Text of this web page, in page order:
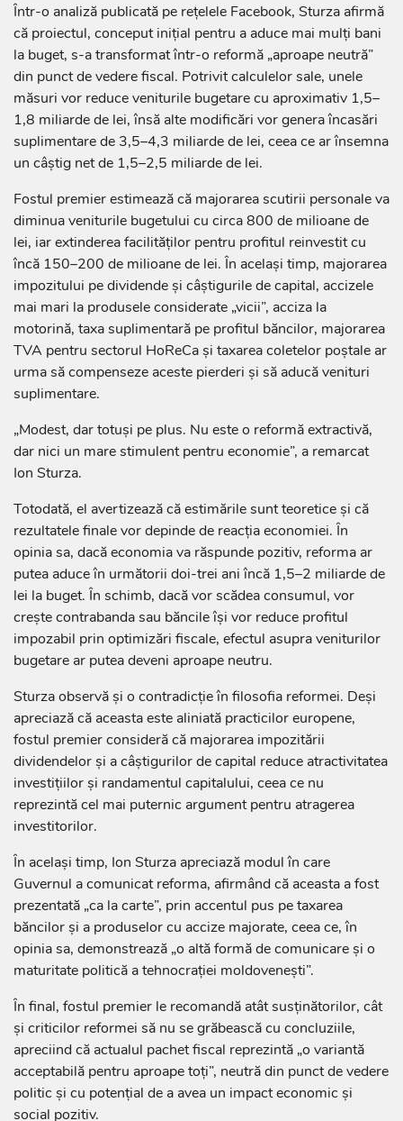
Într-o analiză publicată pe rețelele Facebook, Sturza afirmă
că proiectul, conceput inițial pentru a aduce mai mulți bani
la buget, s-a transformat într-o reformă „aproape neutră”
din punct de vedere fiscal. Potrivit calculelor sale, unele
măsuri vor reduce veniturile bugetare cu aproximativ 1,5–
1,8 miliarde de lei, însă alte modificări vor genera încasări
suplimentare de 3,5–4,3 miliarde de lei, ceea ce ar însemna
un câștig net de 1,5–2,5 miliarde de lei.
Fostul premier estimează că majorarea scutirii personale va
diminua veniturile bugetului cu circa 800 de milioane de
lei, iar extinderea facilităților pentru profitul reinvestit cu
încă 150–200 de milioane de lei. În același timp, majorarea
impozitului pe dividende și câștigurile de capital, accizele
mai mari la produsele considerate „vicii”, acciza la
motorină, taxa suplimentară pe profitul băncilor, majorarea
TVA pentru sectorul HoReCa și taxarea coletelor poștale ar
urma să compenseze aceste pierderi și să aducă venituri
suplimentare.
„Modest, dar totuși pe plus. Nu este o reformă extractivă,
dar nici un mare stimulent pentru economie”, a remarcat
Ion Sturza.
Totodată, el avertizează că estimările sunt teoretice și că
rezultatele finale vor depinde de reacția economiei. În
opinia sa, dacă economia va răspunde pozitiv, reforma ar
putea aduce în următorii doi-trei ani încă 1,5–2 miliarde de
lei la buget. În schimb, dacă vor scădea consumul, vor
crește contrabanda sau băncile își vor reduce profitul
impozabil prin optimizări fiscale, efectul asupra veniturilor
bugetare ar putea deveni aproape neutru.
Sturza observă și o contradicție în filosofia reformei. Deși
apreciază că aceasta este aliniată practicilor europene,
fostul premier consideră că majorarea impozitării
dividendelor și a câștigurilor de capital reduce atractivitatea
investițiilor și randamentul capitalului, ceea ce nu
reprezintă cel mai puternic argument pentru atragerea
investitorilor.
În același timp, Ion Sturza apreciază modul în care
Guvernul a comunicat reforma, afirmând că aceasta a fost
prezentată „ca la carte”, prin accentul pus pe taxarea
băncilor și a produselor cu accize majorate, ceea ce, în
opinia sa, demonstrează „o altă formă de comunicare și o
maturitate politică a tehnocrației moldovenești”.
În final, fostul premier le recomandă atât susținătorilor, cât
și criticilor reformei să nu se grăbească cu concluziile,
apreciind că actualul pachet fiscal reprezintă „o variantă
acceptabilă pentru aproape toți”, neutră din punct de vedere
politic și cu potențial de a avea un impact economic și
social pozitiv.